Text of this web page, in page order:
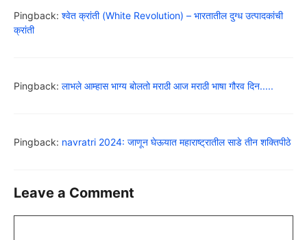
Pingback: श्वेत क्रांती (White Revolution) – भारतातील दुग्ध उत्पादकांची
क्रांती
Pingback: लाभले आम्हास भाग्य बोलतो मराठी आज मराठी भाषा गौरव दिन.....
Pingback: navratri 2024: जाणून घेऊयात महाराष्ट्रातील साडे तीन शक्तिपीठे
Leave a Comment